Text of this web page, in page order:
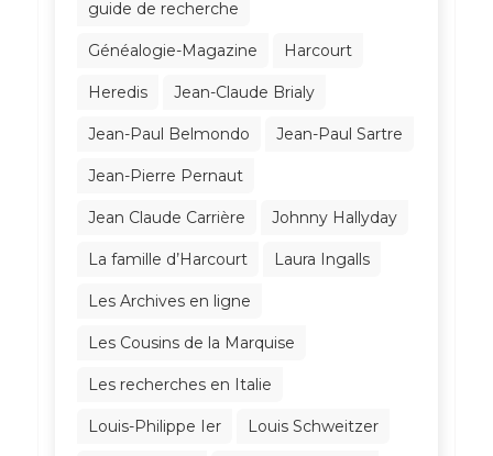
guide de recherche
Généalogie-Magazine Harcourt
Heredis Jean-Claude Brialy
Jean-Paul Belmondo Jean-Paul Sartre
Jean-Pierre Pernaut
Jean Claude Carrière Johnny Hallyday
La famille d’Harcourt Laura Ingalls
Les Archives en ligne
Les Cousins de la Marquise
Les recherches en Italie
Louis-Philippe Ier Louis Schweitzer